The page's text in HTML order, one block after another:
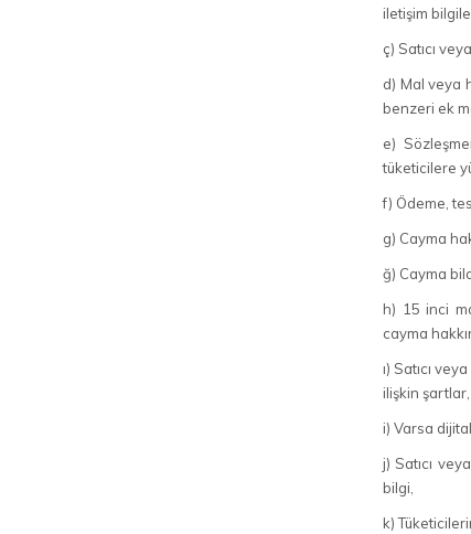
iletişim
ç) Satıcı
d) Mal veya
benzeri ek
e)
tüketicilere
f) Ödeme,
g) Cayma
ğ) Cayma
h) 15 inci
cayma
ı) Satıcı
ilişkin şartlar,
i) Varsa
j) Satıcı
bilgi,
k)